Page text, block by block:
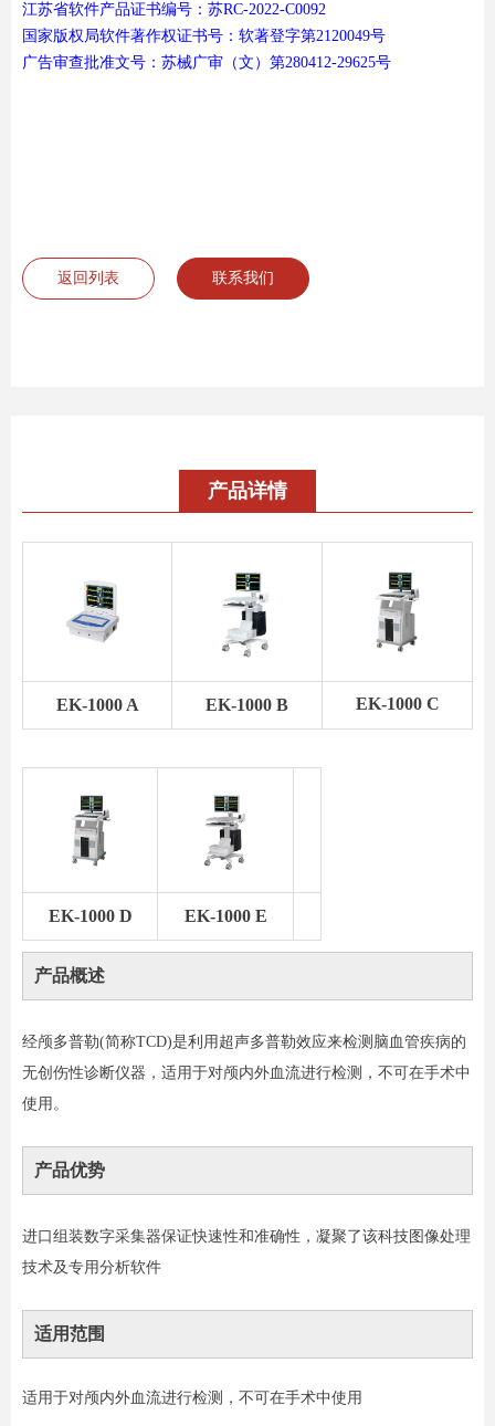
江苏省软件产品证书编号：苏RC-2022-C0092
国家版权局软件著作权证书号：软著登字第2120049号
广告审查批准文号：苏械广审（文）第280412-29625号
返回列表 联系我们
产品详情
EK-1000 A EK-1000 B EK-1000 C
EK-1000 D EK-1000 E
产品概述
经颅多普勒(简称TCD)是利用超声多普勒效应来检测脑血管疾病的
无创伤性诊断仪器，适用于对颅内外血流进行检测，不可在手术中
使用。
产品优势
进口组装数字采集器保证快速性和准确性，凝聚了该科技图像处理
技术及专用分析软件
适用范围
适用于对颅内外血流进行检测，不可在手术中使用